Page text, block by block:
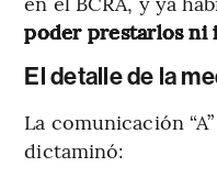
poder prestarlos ni
El detalle de la
La comunicación
dictaminó: